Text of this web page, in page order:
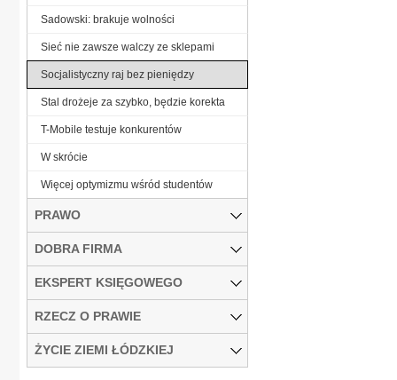
Sadowski: brakuje wolności
Sieć nie zawsze walczy ze sklepami
Socjalistyczny raj bez pieniędzy
Stal drożeje za szybko, będzie korekta
T-Mobile testuje konkurentów
W skrócie
Więcej optymizmu wśród studentów
PRAWO
DOBRA FIRMA
EKSPERT KSIĘGOWEGO
RZECZ O PRAWIE
ŻYCIE ZIEMI ŁÓDZKIEJ